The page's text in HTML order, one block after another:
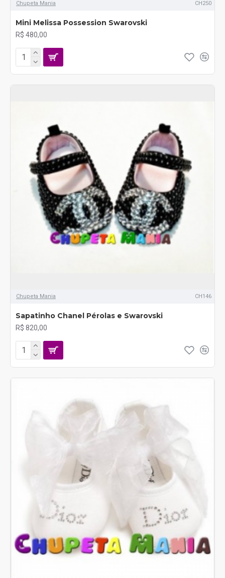
Chupeta Mania CH250
Mini Melissa Possession Swarovski
R$ 480,00
Chupeta Mania CH146
Sapatinho Chanel Pérolas e Swarovski
R$ 820,00